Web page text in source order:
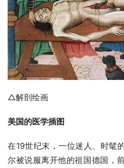
△解剖绘画
美国的医学插图
在19世纪末，一位迷人、时髦
尔被说服离开他的祖国德国，